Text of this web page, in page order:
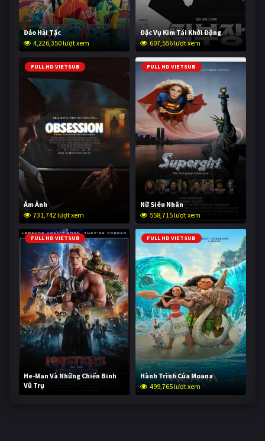
Đảo Hải Tặc
4,226,350 lượt xem
Đặc Vụ Kim Tái Khởi Động
607,556 lượt xem
FULL HD VIETSUB
Ám Ảnh
731,742 lượt xem
FULL HD VIETSUB
Nữ Siêu Nhân
558,715 lượt xem
FULL HD VIETSUB
He-Man Và Những Chiến Binh
Vũ Trụ
249,196 lượt xem
FULL HD VIETSUB
Hành Trình Của Moana
499,765 lượt xem